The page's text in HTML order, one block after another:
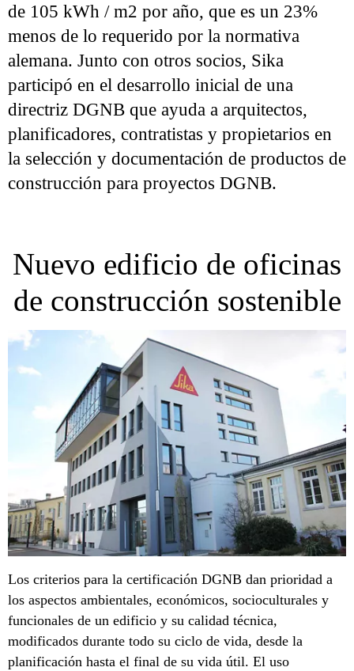
de 105 kWh / m2 por año, que es un 23%
menos de lo requerido por la normativa
alemana. Junto con otros socios, Sika
participó en el desarrollo inicial de una
directriz DGNB que ayuda a arquitectos,
planificadores, contratistas y propietarios en
la selección y documentación de productos de
construcción para proyectos DGNB.
Nuevo edificio de oficinas
de construcción sostenible
Los criterios para la certificación DGNB dan prioridad a
los aspectos ambientales, económicos, socioculturales y
funcionales de un edificio y su calidad técnica,
modificados durante todo su ciclo de vida, desde la
planificación hasta el final de su vida útil. El uso